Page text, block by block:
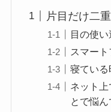
片目だけ二
目の使
スマー
寝ている
ネット
とで悩